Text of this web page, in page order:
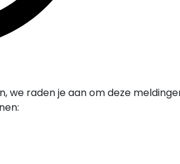
we raden je aan om deze